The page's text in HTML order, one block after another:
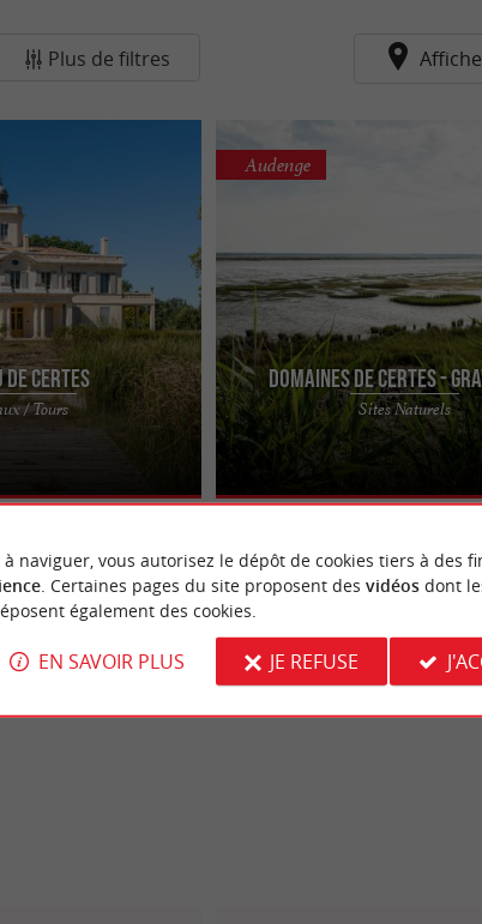
Plus de filtres
de Certes
/ Tours
au cœur du Bassin
Certes est un ancien
Domaines de Certes -
Sites Naturels
Audenge
Ce site naturel exceptionnel de près
hectares, offre des paysages
milles occasions ...
naviguer, vous autorisez le dépôt de cookies tiers à des
. Certaines pages du site proposent des vidéosdont
également des cookies.
EN SAVOIR PLUS JE REFUSE